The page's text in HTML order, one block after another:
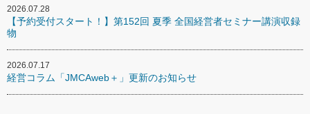
2026.07.28
【予約受付スタート！】第152回 夏季 全国経営者セミナー講演収録
物
2026.07.17
経営コラム「JMCAweb＋」更新のお知らせ